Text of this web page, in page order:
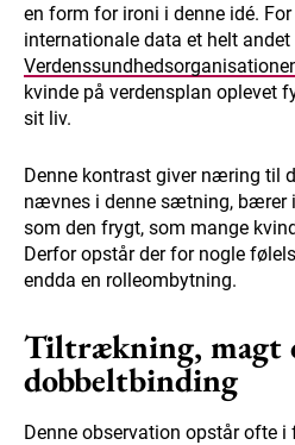
en form for ironi i denne idé.
internationale data et helt andet
kvinde på verdensplan oplevet
sit liv.
Denne kontrast giver næring til
nævnes i denne sætning, bærer
som den frygt, som mange
Derfor opstår der for nogle
endda en rolleombytning.
Tiltrækning, magt
dobbeltbinding
Denne observation opstår ofte i